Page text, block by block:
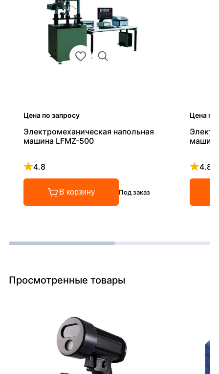
Цена по запросу
Электромеханическая напольная
машина LFMZ-500
4.8
Рейтинг 4.8 из 5
В корзину Под заказ
Цена по
4.8
Просмотренные товары